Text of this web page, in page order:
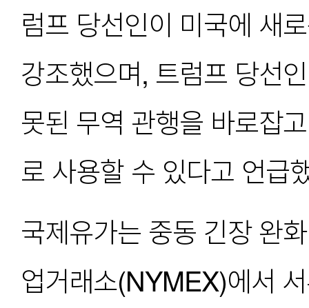
럼프 당선인이 미국에 새
강조했으며, 트럼프 당선
못된 무역 관행을 바로잡
로 사용할 수 있다고 언급
국제유가는 중동 긴장 완
업거래소(NYMEX)에서